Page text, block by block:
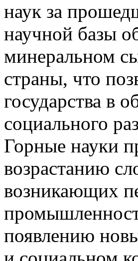
наук за
научной базы
минеральном
страны, что
государства в
социального
Горные науки
возрастанию
возникающих
появлению